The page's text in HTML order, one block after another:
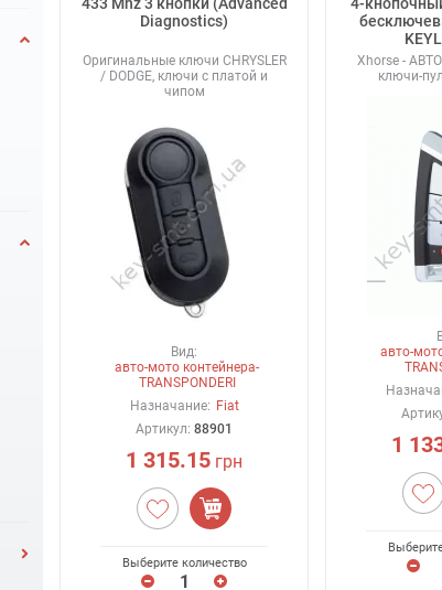
Diagnostics)
Оригинальные ключи CHRYSLER
/ DODGE, ключи с платой и
чипом
Вид:
авто-мото контейнера-
TRANSPONDERI
Назначание: Fiat
Артикул:88901
1 315.15 грн
Выберите количество
Xhorse -
ключи-
авто-
1